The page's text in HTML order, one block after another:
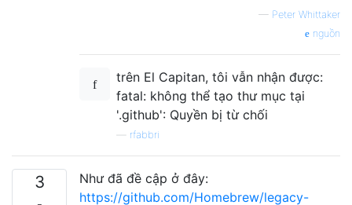
— Peter Whittaker
nguồn
trên El Capitan, tôi vẫn nhận được:
fatal: không thể tạo thư mục tại
'.github': Quyền bị từ chối
rfabbri
3
Như đã đề cập ở đây:
https://github.com/Homebrew/legacy-